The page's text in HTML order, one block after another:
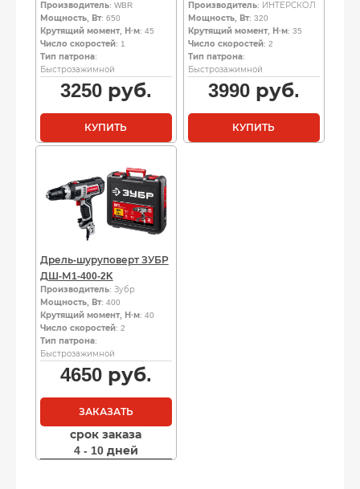
Производитель: WBR
Мощность, Вт: 650
Крутящий момент, Н·м: 45
Число скоростей: 1
Тип патрона:
Быстрозажимной
3250руб.
КУПИТЬ
Производитель: ИНТЕРСКОЛ
Мощность, Вт: 320
Крутящий момент, Н·м: 35
Число скоростей: 2
Тип патрона:
Быстрозажимной
3990руб.
КУПИТЬ
Дрель-шуруповерт ЗУБР
ДШ-М1-400-2K
Производитель: Зубр
Мощность, Вт: 400
Крутящий момент, Н·м: 40
Число скоростей: 2
Тип патрона:
Быстрозажимной
4650руб.
ЗАКАЗАТЬ
срок заказа
4 - 10 дней